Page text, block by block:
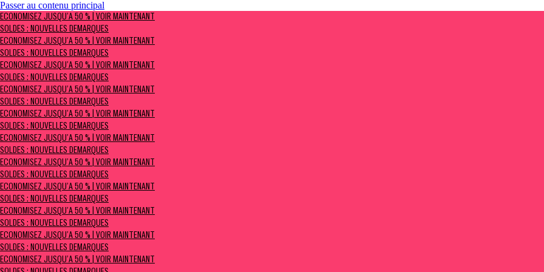
Passer au contenu principal
ÉCONOMISEZ JUSQU’À 50 % | Voir maintenant
Soldes : NOUVELLES DÉMARQUES
ÉCONOMISEZ JUSQU’À 50 % | VOIR MAINTENANT
SOLDES : NOUVELLES DÉMARQUES
ÉCONOMISEZ JUSQU’À 50 % | VOIR MAINTENANT
SOLDES : NOUVELLES DÉMARQUES
ÉCONOMISEZ JUSQU’À 50 % | VOIR MAINTENANT
SOLDES : NOUVELLES DÉMARQUES
ÉCONOMISEZ JUSQU’À 50 % | VOIR MAINTENANT
SOLDES : NOUVELLES DÉMARQUES
ÉCONOMISEZ JUSQU’À 50 % | VOIR MAINTENANT
SOLDES : NOUVELLES DÉMARQUES
ÉCONOMISEZ JUSQU’À 50 % | VOIR MAINTENANT
SOLDES : NOUVELLES DÉMARQUES
ÉCONOMISEZ JUSQU’À 50 % | VOIR MAINTENANT
SOLDES : NOUVELLES DÉMARQUES
ÉCONOMISEZ JUSQU’À 50 % | VOIR MAINTENANT
SOLDES : NOUVELLES DÉMARQUES
ÉCONOMISEZ JUSQU’À 50 % | VOIR MAINTENANT
SOLDES : NOUVELLES DÉMARQUES
ÉCONOMISEZ JUSQU’À 50 % | VOIR MAINTENANT
SOLDES : NOUVELLES DÉMARQUES
ÉCONOMISEZ JUSQU’À 50 % | VOIR MAINTENANT